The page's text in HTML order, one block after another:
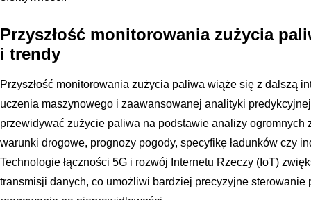
Przyszłość monitorowania zużycia
i trendy
Przyszłość monitorowania zużycia paliwa wiąże się z dalszą
uczenia maszynowego i zaawansowanej analityki
przewidywać zużycie paliwa na podstawie analizy ogromnych
warunki drogowe, prognozy pogody, specyfikę ładunków czy
Technologie łączności 5G i rozwój Internetu Rzeczy (IoT)
transmisji danych, co umożliwi bardziej precyzyjne